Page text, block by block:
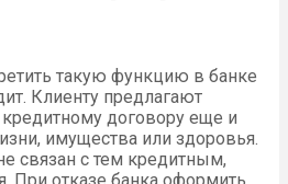
такую функцию в банке
Клиенту предлагают
договору еще и
имущества или здоровья.
связан с тем кредитным,
При отказе банка оформить